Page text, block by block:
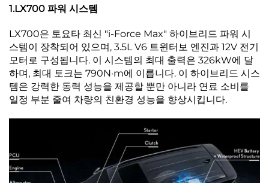
1.LX700 파워 시스템
LX700은 토요타 최신 "i-Force Max" 하이브리드 파워 시
스템이 장착되어 있으며, 3.5L V6 트윈터보 엔진과 12V 전기
모터로 구성됩니다. 이 시스템의 최대 출력은 326kW에 달
하며, 최대 토크는 790N·m에 이릅니다. 이 하이브리드 시스
템은 강력한 동력 성능을 제공할 뿐만 아니라 연료 소비를
일정 부분 줄여 차량의 친환경 성능을 향상시킵니다.